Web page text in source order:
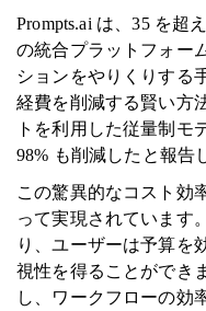
Prompts.ai は、35 を超
の統合プラットフォー
ションをやりくりする
経費を削減する賢い方
トを利用した従量制モ
98% も削減したと報告
この驚異的なコスト効
って実現されています
り、ユーザーは予算を
視性を得ることができ
し、ワークフローの効